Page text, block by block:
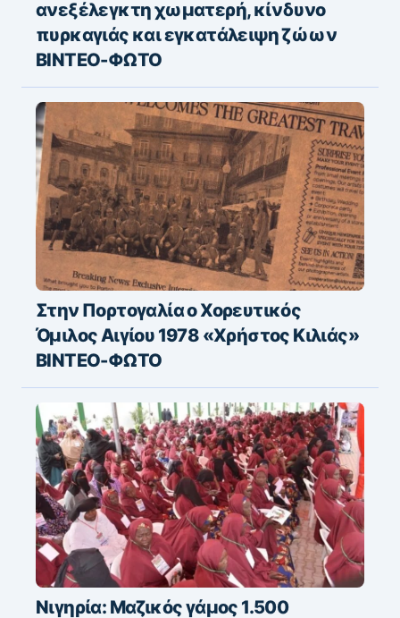
ανεξέλεγκτη χωματερή, κίνδυνο
πυρκαγιάς και εγκατάλειψη ζώων
ΒΙΝΤΕΟ-ΦΩΤΟ
Στην Πορτογαλία ο Χορευτικός
Όμιλος Αιγίου 1978 «Χρήστος Κιλιάς»
ΒΙΝΤΕΟ-ΦΩΤΟ
Νιγηρία: Μαζικός γάμος 1.500